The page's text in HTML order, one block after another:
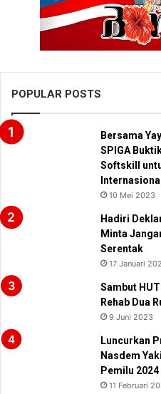
POPULAR POSTS
Bersama
SPIGA
Softskill
Internasional
10 Mei 2023
Hadiri
Minta
Serentak
17 Januari
Sambut
Rehab Dua
9 Juni 2023
Luncurkan
Nasdem
Pemilu
11 Februari